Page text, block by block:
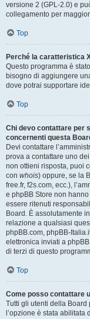
versione 2 (GPL-2.0) e
collegamento per
Top
Perché la caratteristica
Questo programma è
bisogno di aggiungere
dove potrai supportare
Top
Chi devo contattare per
concernenti questa
Devi contattare
prova a contattare uno
non ottieni risposta, puoi
con whois) oppure, se la
free.fr, f2s.com, ecc.),
e phpBB Store non hanno
essere ritenuti
Board. È assolutamente
relazione a qualsiasi
phpBB.com, phpBB-
elettronica inviati a
di terzi di questo
Top
Come posso contattare
Tutti gli utenti della Board
l’opzione è stata abilitata